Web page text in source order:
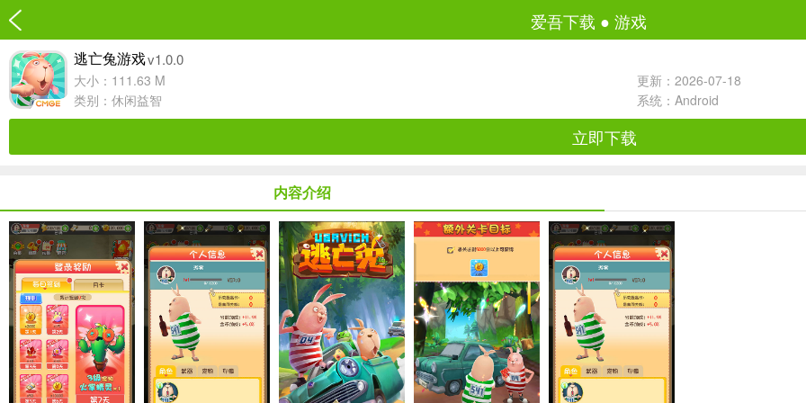
爱吾下载 ● 游戏
逃亡兔游戏v1.0.0
大小：111.63 M
更新：2026-07-18
类别： 休闲益智 系统：Android
立即下载
内容介绍